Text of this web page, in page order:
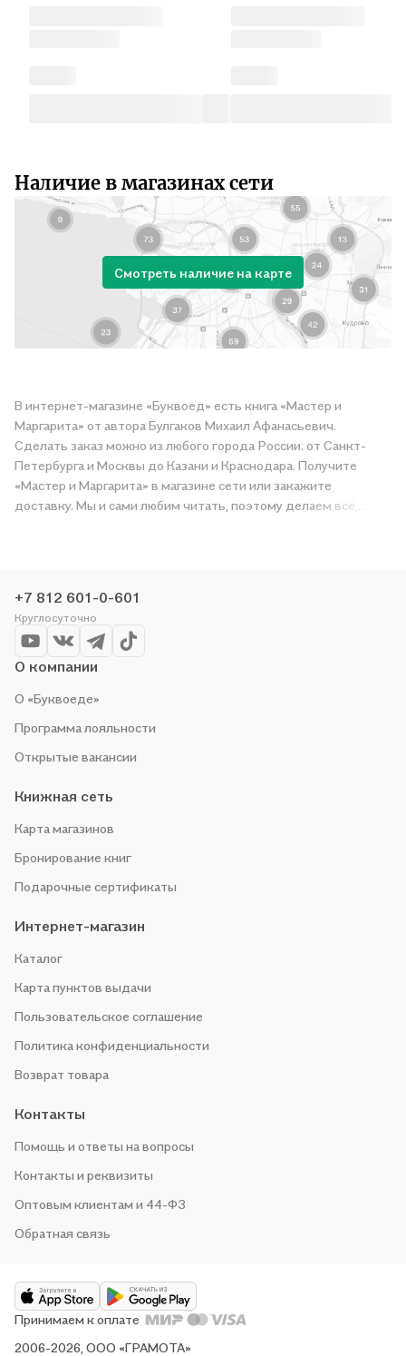
Наличие в магазинах сети
Смотреть наличие на карте
В интернет-магазине «Буквоед» есть книга «Мастер и
Маргарита» от автора Булгаков Михаил Афанасьевич.
Сделать заказ можно из любого города России: от Санкт-
Петербурга и Москвы до Казани и Краснодара. Получите
«Мастер и Маргарита» в магазине сети или закажите
доставку. Мы и сами любим читать, поэтому делаем всё,
+7 812 601-0-601
Круглосуточно
О компании
О «Буквоеде»
Программа лояльности
Открытые вакансии
Книжная сеть
Карта магазинов
Бронирование книг
Подарочные сертификаты
Интернет-магазин
Каталог
Карта пунктов выдачи
Пользовательское соглашение
Политика конфиденциальности
Возврат товара
Контакты
Помощь и ответы на вопросы
Контакты и реквизиты
Оптовым клиентам и 44-ФЗ
Обратная связь
2006-2026, ООО «ГРАМОТА»
Принимаем к оплате